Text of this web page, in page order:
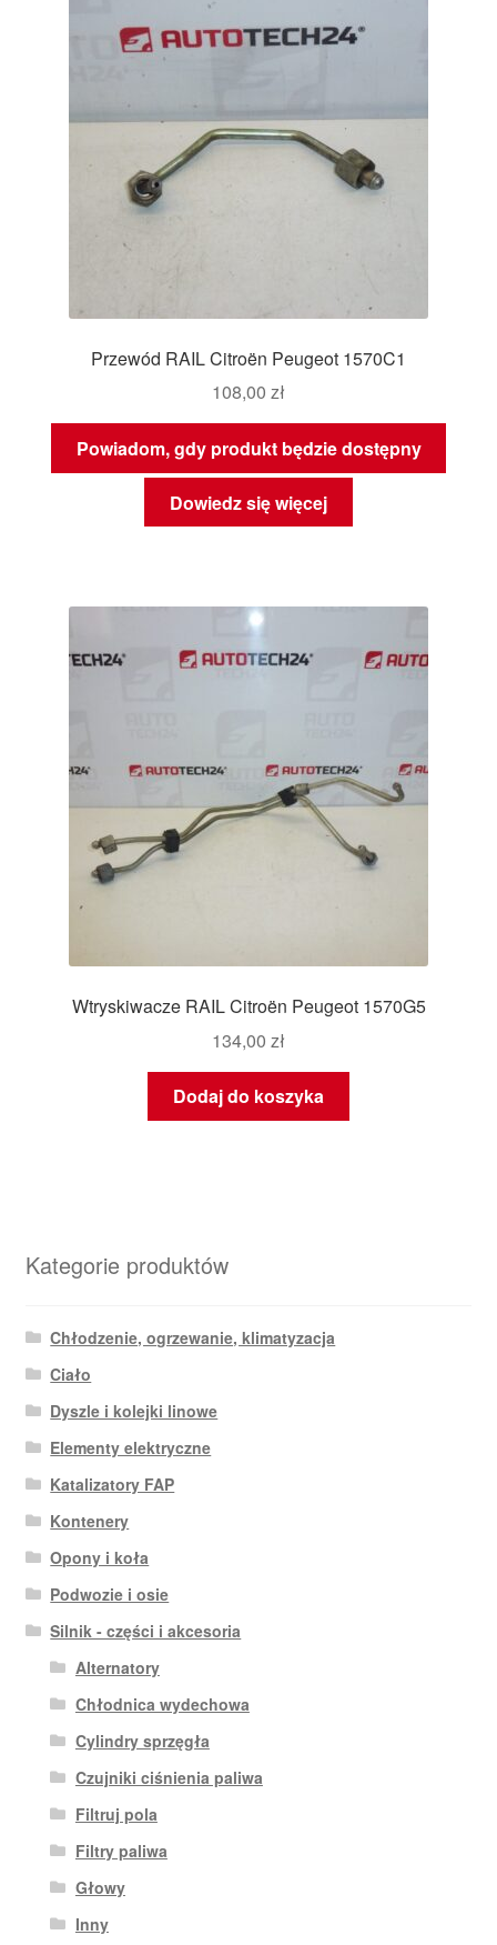
Przewód RAIL Citroën Peugeot 1570C1
108,00 zł
Powiadom, gdy produkt będzie dostępny
Dowiedz się więcej
Wtryskiwacze RAIL Citroën Peugeot 1570G5
134,00 zł
Dodaj do koszyka
Kategorie produktów
Chłodzenie, ogrzewanie, klimatyzacja
Ciało
Dyszle i kolejki linowe
Elementy elektryczne
Katalizatory FAP
Kontenery
Opony i koła
Podwozie i osie
Silnik - części i akcesoria
Alternatory
Chłodnica wydechowa
Cylindry sprzęgła
Czujniki ciśnienia paliwa
Filtruj pola
Filtry paliwa
Głowy
Inny